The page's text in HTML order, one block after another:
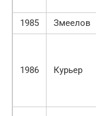
1985 Змеелов
1986 Курьер